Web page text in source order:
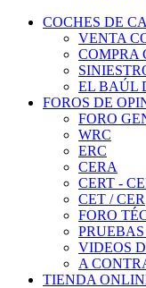
COCHES DE
VENTA
COMPRA
EL BAÚL
FOROS DE
FORO
WRC
ERC
CERA
CERT -
CET / CER
FORO
VIDEOS
A
TIENDA